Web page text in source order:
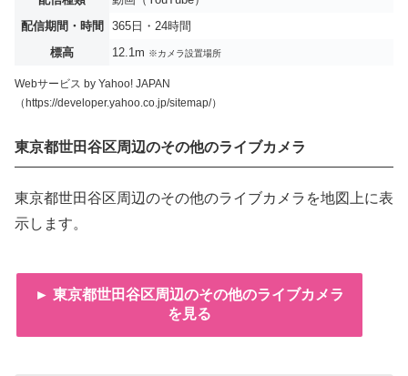
配信期間・時間
365日・24時間
標高
12.1m ※カメラ設置場所
Webサービス by Yahoo! JAPAN
（https://developer.yahoo.co.jp/sitemap/）
東京都世田谷区周辺のその他のライブカメラ
東京都世田谷区周辺のその他のライブカメラを地図上に表
示します。
► 東京都世田谷区周辺のその他のライブカメラ
を見る